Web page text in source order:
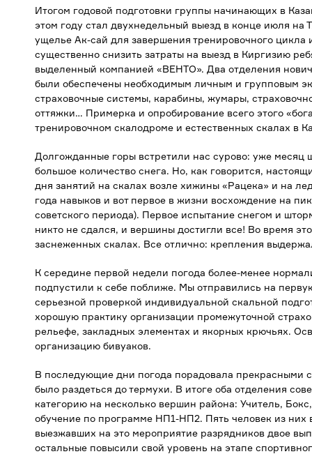
Итогом годовой подготовки группы начинающих в
этом году стал двухнедельный выезд в конце июля
ущелье Ак-сай для завершения тренировочного
существенно снизить затраты на выезд в Киргизию
выделенный компанией «ВЕНТО». Два отделения
были обеспечены необходимым личным и групповым
страховочные системы, карабины, жумары,
оттяжки… Примерка и опробирование всего этого
тренировочном скалодроме и естественных скалах в
Долгожданные горы встретили нас сурово: уже
большое количество снега. Но, как говорится,
дня занятий на скалах возле хижины «Рацека» и на
года навыков и вот первое в жизни восхождение на
советского периода). Первое испытание снегом и
никто не сдался, и вершины достигли все! Во время
заснеженных скалах. Все отлично: крепления
К середине первой недели погода более-менее
подпустили к себе поближе. Мы отправились на
серьезной проверкой индивидуальной скальной
хорошую практику организации промежуточной
рельефе, закладных элементах и якорных крючьях.
организацию бивуаков.
В последующие дни погода порадовала
было раздеться до термухи. В итоге оба отделения
категорию на несколько вершин района: Учитель,
обучение по программе НП1-НП2. Пять человек из
выезжавших на это мероприятие разрядников двое
остальные повысили свой уровень на этапе